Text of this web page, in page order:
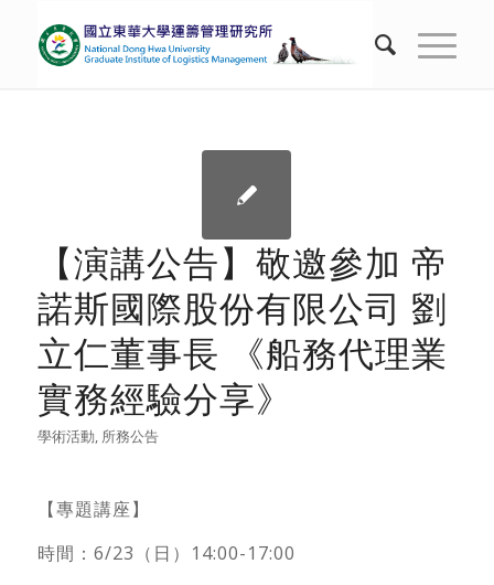
【演講公告】敬邀參加 帝
諾斯國際股份有限公司 劉
立仁董事長 《船務代理業
實務經驗分享》
學術活動, 所務公告
【專題講座】
時間：6/23（日）14:00-17:00